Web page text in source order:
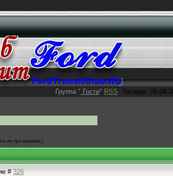
Группа " Гости" RSS
Четверг,
не про машины.)
#326